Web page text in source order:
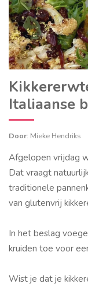
Italiaanse
Door: Mieke Hendriks
Afgelopen vrijdag
Dat vraagt
traditionele
van glutenvrij
In het beslag
kruiden toe voor
Wist je dat je